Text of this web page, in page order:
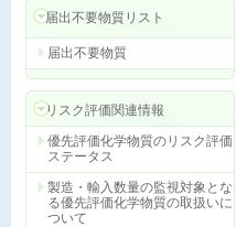
届出不要物質リスト
届出不要物質
リスク評価関連情報
優先評価化学物質のリスク評価
ステータス
製造・輸入数量の監視対象とな
る優先評価化学物質の取扱いに
ついて